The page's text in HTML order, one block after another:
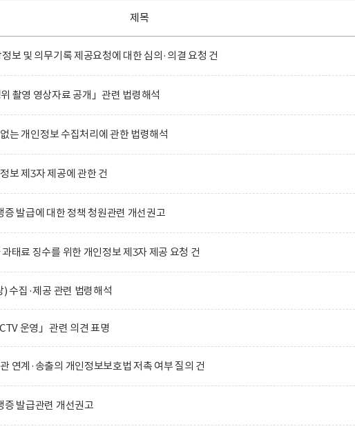
제목
보 및 의무기록 제공요청에 대한 심의·의결 요청 건
촬영 영상자료 공개」관련 법령해석
는 개인정보 수집처리에 관한 법령해석
보 제3자 제공에 관한 건
증 발급에 대한 정책 청원관련 개선권고
태료 징수를 위한 개인정보 제3자 제공 요청 건
수집·제공 관련 법령해석
운영」관련 의견 표명
연계·송출의 개인정보보호법 저촉 여부 질의 건
증 발급관련 개선권고